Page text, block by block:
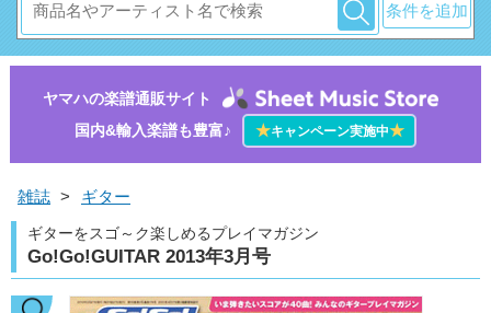
条件を追加
ヤマハの楽譜通販サイト
国内&輸入楽譜も豊富♪
★キャンペーン実施中★
雑誌 > ギター
ギターをスゴ～ク楽しめるプレイマガジン
Go!Go!GUITAR 2013年3月号